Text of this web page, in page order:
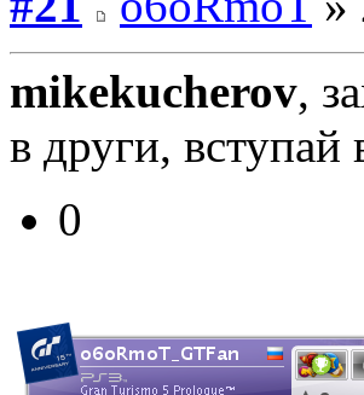
mikekucherov,
в други, вступай
0